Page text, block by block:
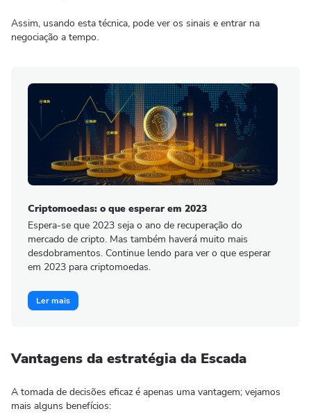
Assim, usando esta técnica, pode ver os sinais e entrar na
negociação a tempo.
Criptomoedas: o que esperar em 2023
Espera-se que 2023 seja o ano de recuperação do
mercado de cripto. Mas também haverá muito mais
desdobramentos. Continue lendo para ver o que esperar
em 2023 para criptomoedas.
Ler mais
Vantagens da estratégia da Escada
A tomada de decisões eficaz é apenas uma vantagem; vejamos
mais alguns benefícios: